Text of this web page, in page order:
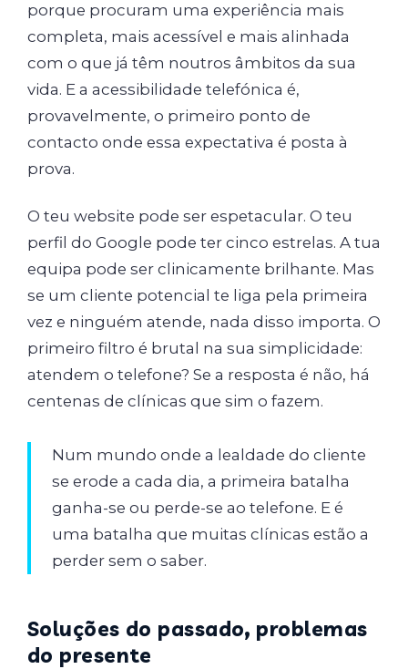
porque procuram uma experiência mais
completa, mais acessível e mais alinhada
com o que já têm noutros âmbitos da sua
vida. E a acessibilidade telefónica é,
provavelmente, o primeiro ponto de
contacto onde essa expectativa é posta à
prova.
O teu website pode ser espetacular. O teu
perfil do Google pode ter cinco estrelas. A tua
equipa pode ser clinicamente brilhante. Mas
se um cliente potencial te liga pela primeira
vez e ninguém atende, nada disso importa. O
primeiro filtro é brutal na sua simplicidade:
atendem o telefone? Se a resposta é não, há
centenas de clínicas que sim o fazem.
Num mundo onde a lealdade do cliente
se erode a cada dia, a primeira batalha
ganha-se ou perde-se ao telefone. E é
uma batalha que muitas clínicas estão a
perder sem o saber.
Soluções do passado, problemas
do presente